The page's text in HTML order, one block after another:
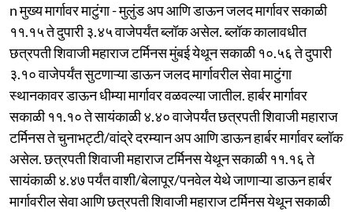
n मुख्य मार्गावर माटुंगा - मुलुंड अप आणि डाऊन जलद मार्गावर सकाळी
११.१५ ते दुपारी ३.४५ वाजेपर्यंत ब्लॉक असेल. ब्लॉक कालावधीत
छत्रपती शिवाजी महाराज टर्मिनस मुंबई येथून सकाळी १०.५६ ते दुपारी
३.१० वाजेपर्यंत सुटणाऱ्या डाऊन जलद मार्गावरील सेवा माटुंगा
स्थानकावर डाऊन धीम्या मार्गावर वळवल्या जातील. हार्बर मार्गावर
सकाळी ११.१० ते सायंकाळी ४.४० वाजेपर्यंत छत्रपती शिवाजी महाराज
टर्मिनस ते चुनाभट्टी/वांद्रे दरम्यान अप आणि डाऊन हार्बर मार्गावर ब्लॉक
असेल. छत्रपती शिवाजी महाराज टर्मिनस येथून सकाळी ११.१६ ते
सायंकाळी ४.४७ पर्यंत वाशी/बेलापूर/पनवेल येथे जाणाऱ्या डाऊन हार्बर
मार्गावरील सेवा आणि छत्रपती शिवाजी महाराज टर्मिनस येथून सकाळी